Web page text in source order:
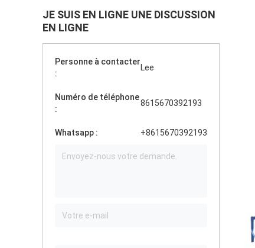
JE SUIS EN LIGNE UNE DISCUSSION
EN LIGNE
Personne à contacter
:
Lee
Numéro de téléphone
:
8615670392193
Whatsapp : +8615670392193